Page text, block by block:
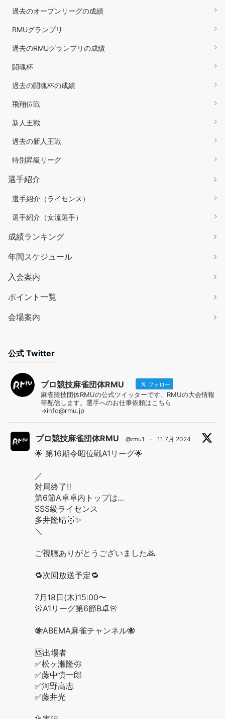
過去のオープンリーグの成績
RMUグランプリ
過去のRMUグランプリの成績
闘魂杯
過去の闘魂杯の成績
飛翔位戦
新人王戦
過去の新人王戦
特別昇級リーグ
選手紹介
選手紹介（ライセンス）
選手紹介（女流選手）
成績ランキング
年間スケジュール
入会案内
ポイント一覧
会場案内
公式 Twitter
プロ競技麻雀団体RMU フォロー
麻雀競技団体RMUの公式ツイッターです。RMUの大会情報
等配信します。選手へのお仕事依頼はこちら
→info@rmu.jp
プロ競技麻雀団体RMU @rmu1 · 11 7月 2024
🌟 第16期令昭位戦A1リーグ🌟
／
対局終了‼️
第6節A卓卓内トップは…
SSS級ライセンス
多井隆晴🥇✨
＼
ご視聴ありがとうございました🙇
🔁次回放送予定🔁
7月18日(木)15:00〜
🚨A1リーグ第6節B卓🚨
🐝ABEMA麻雀チャンネル🐝
🆚出場者
✅松ヶ瀬隆弥
✅藤中慎一郎
✅河野高志
✅藤井光